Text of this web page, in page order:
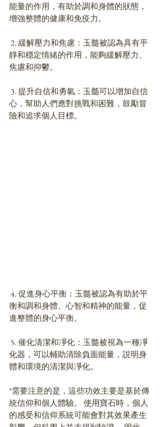
能量的作用，有助於調和身體的狀態，
增強整體的健康和免疫力。
靜和穩定情緒的作用，能夠緩解壓力、
焦慮和抑鬱。
心，幫助人們應對挑戰和困難，鼓勵冒
險和追求個人目標。
衡和調和身體、心智和精神的能量，促
進整體的身心平衡。
化器，可以輔助清除負面能量，説明身
體和環境的清潔與凈化。
*需要注意的是，這些功效主要是基於傳
統信仰和個人體驗。 使用寶石時，個人
的感受和信仰系統可能會對其效果產生